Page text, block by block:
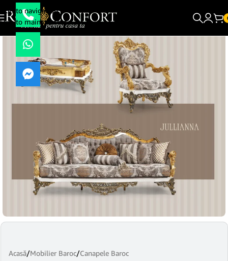
Skip to navigation
Skip to main content
Acasă/Mobilier Baroc/Canapele Baroc